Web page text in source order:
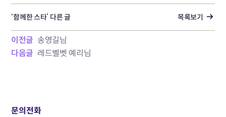
‘함께한 스타’ 다른 글 목록보기
이전글 송영길님
다음글 레드벨벳 예리님
문의전화